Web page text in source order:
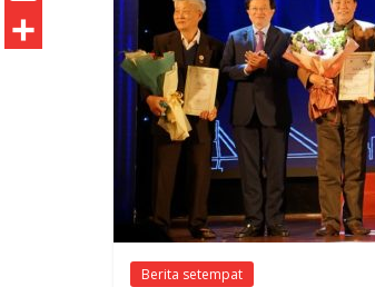
Berita setempat
oknhE